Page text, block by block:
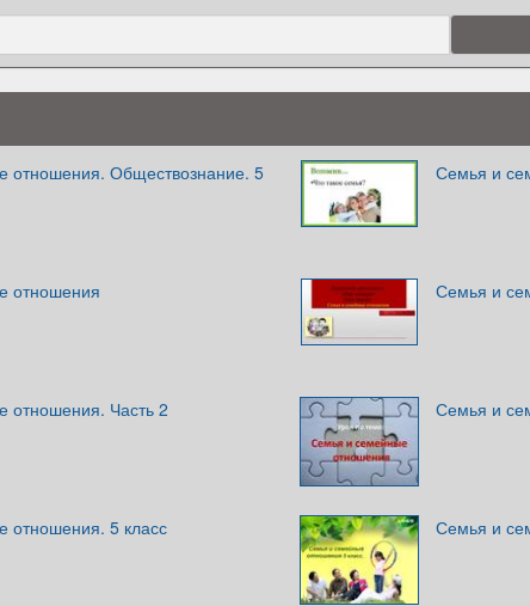
отношения. Обществознание. 5
Семья и
отношения Семья и
отношения. Часть 2 Семья и
отношения. 5 класс Семья и